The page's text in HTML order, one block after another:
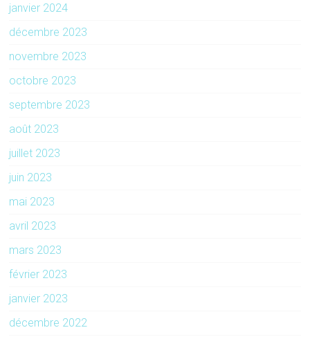
janvier 2024
décembre 2023
novembre 2023
octobre 2023
septembre 2023
août 2023
juillet 2023
juin 2023
mai 2023
avril 2023
mars 2023
février 2023
janvier 2023
décembre 2022